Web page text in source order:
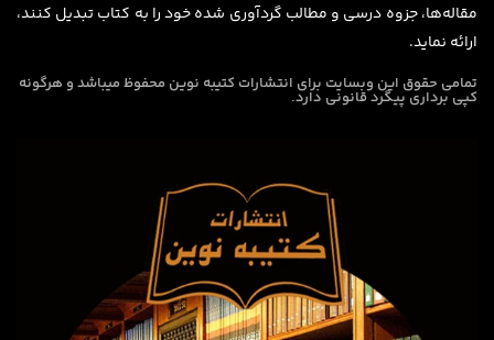
مقاله‌ها، جزوه درسی و مطالب گردآوری شده خود را به کتاب تبدیل کنند،
ارائه نماید.
تمامی حقوق این وبسایت برای انتشارات کتیبه نوین محفوظ میباشد و هرگونه
کپی برداری پیگرد قانونی دارد.